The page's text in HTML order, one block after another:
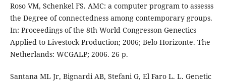
Roso VM, Schenkel FS. AMC: a computer program to assesss
the Degree of connectedness among contemporary groups.
In: Proceedings of the 8th World Congresson Genectics
Applied to Livestock Production; 2006; Belo Horizonte. The
Netherlands: WCGALP; 2006. 26 p.
Santana ML Jr, Bignardi AB, Stefani G, El Faro L. L. Genetic